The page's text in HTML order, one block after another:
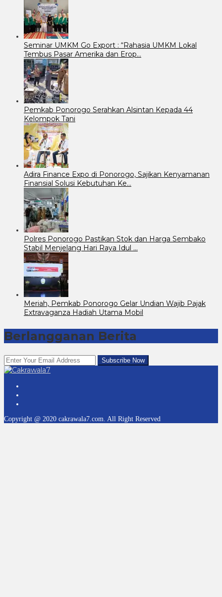
Seminar UMKM Go Export : “Rahasia UMKM Lokal
Tembus Pasar Amerika dan Erop…
Pemkab Ponorogo Serahkan Alsintan Kepada 44
Kelompok Tani
Adira Finance Expo di Ponorogo, Sajikan Kenyamanan
Finansial Solusi Kebutuhan Ke…
Polres Ponorogo Pastikan Stok dan Harga Sembako
Stabil Menjelang Hari Raya Idul …
Meriah, Pemkab Ponorogo Gelar Undian Wajib Pajak
Extravaganza Hadiah Utama Mobil
Berlangganan Berita
Copyright @ 2020 cakrawala7.com. All Right Reserved